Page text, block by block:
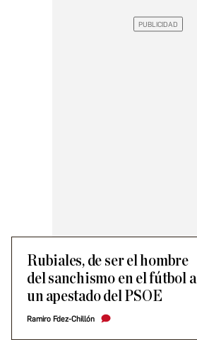
Rubiales, de ser el hombre
del sanchismo en el fútbol a
un apestado del PSOE
Ramiro Fdez-Chillón